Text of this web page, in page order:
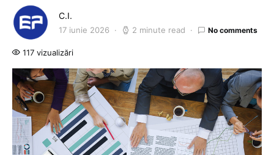
C.I.
17 iunie 2026 2 minute read No comments
117 vizualizări